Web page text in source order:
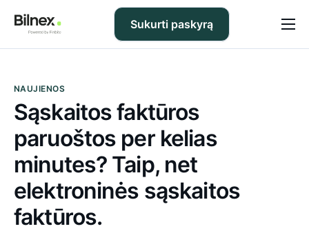
Kainos
DUK
Pagalba
Tinklaraštis
Apie mus
LT
Sukurti paskyrą
NAUJIENOS
Sąskaitos faktūros
paruoštos per kelias
minutes? Taip, net
elektroninės sąskaitos
faktūros.